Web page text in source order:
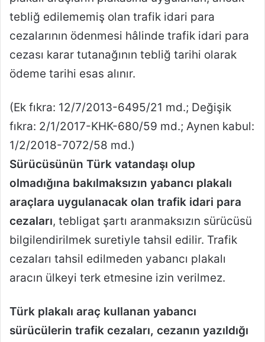
tebliğ edilememiş olan trafik idari para
cezalarının ödenmesi hâlinde trafik idari para
cezası karar tutanağının tebliğ tarihi olarak
ödeme tarihi esas alınır.
(Ek fıkra: 12/7/2013-6495/21 md.; Değişik
fıkra: 2/1/2017-KHK-680/59 md.; Aynen kabul:
1/2/2018-7072/58 md.)
Sürücüsünün Türk vatandaşı olup
olmadığına bakılmaksızın yabancı plakalı
araçlara uygulanacak olan trafik idari para
cezaları, tebligat şartı aranmaksızın sürücüsü
bilgilendirilmek suretiyle tahsil edilir. Trafik
cezaları tahsil edilmeden yabancı plakalı
aracın ülkeyi terk etmesine izin verilmez.
Türk plakalı araç kullanan yabancı
sürücülerin trafik cezaları, cezanın yazıldığı